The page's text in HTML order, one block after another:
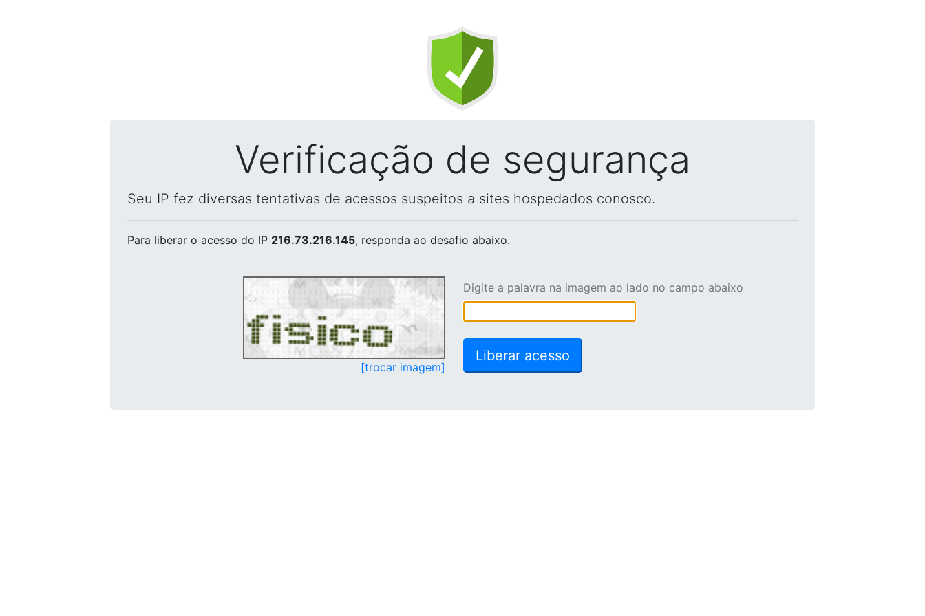
Verificação de segurança
Seu IP fez diversas tentativas de acessos suspeitos a sites hospedados conosco.
Para liberar o acesso do IP 216.73.216.145, responda ao desafio abaixo.
[trocar imagem]
Digite a palavra na imagem ao lado no campo abaixo